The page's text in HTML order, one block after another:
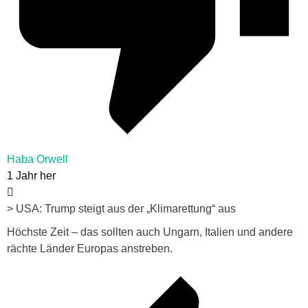
Haba Orwell
1 Jahr her
> USA: Trump steigt aus der „Klimarettung“ aus
Höchste Zeit – das sollten auch Ungarn, Italien und andere
rächte Länder Europas anstreben.